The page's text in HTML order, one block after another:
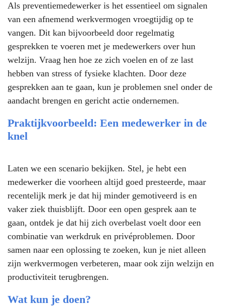
Als preventiemedewerker is het essentieel om signalen
van een afnemend werkvermogen vroegtijdig op te
vangen. Dit kan bijvoorbeeld door regelmatig
gesprekken te voeren met je medewerkers over hun
welzijn. Vraag hen hoe ze zich voelen en of ze last
hebben van stress of fysieke klachten. Door deze
gesprekken aan te gaan, kun je problemen snel onder de
aandacht brengen en gericht actie ondernemen.
Praktijkvoorbeeld: Een medewerker in de
knel
Laten we een scenario bekijken. Stel, je hebt een
medewerker die voorheen altijd goed presteerde, maar
recentelijk merk je dat hij minder gemotiveerd is en
vaker ziek thuisblijft. Door een open gesprek aan te
gaan, ontdek je dat hij zich overbelast voelt door een
combinatie van werkdruk en privéproblemen. Door
samen naar een oplossing te zoeken, kun je niet alleen
zijn werkvermogen verbeteren, maar ook zijn welzijn en
productiviteit terugbrengen.
Wat kun je doen?